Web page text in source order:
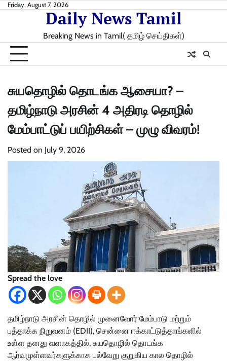
SkipFriday, August 7, 2026
Daily News Tamil
Breaking News in Tamil( தமிழ் செய்திகள்)
சுயதொழில் தொடங்க ஆசையா? –
தமிழ்நாடு அரசின் 4 அதிரடி தொழில்
மேம்பாட்டுப் பயிற்சிகள் – முழு விவரம்!
Posted on July 9, 2026
Spread the love
தமிழ்நாடு அரசின் தொழில் முனைவோர் மேம்பாடு மற்றும்
புத்தாக்க நிறுவனம் (EDII), சென்னை ஈக்காட்டுத்தாங்களில்
உள்ள தனது வளாகத்தில், சுயதொழில் தொடங்க
ஆர்வமுள்ளவர்களுக்காக பல்வேறு குறுகிய கால தொழில்